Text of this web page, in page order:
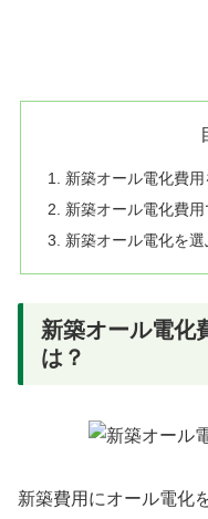
新築オール電化費
新築オール電化費
新築オール電化を
新築オール電化
は？
新築費用にオール電化